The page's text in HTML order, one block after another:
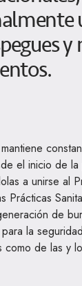
el inicio de la
a unirse al
Prácticas
de
la
de las y